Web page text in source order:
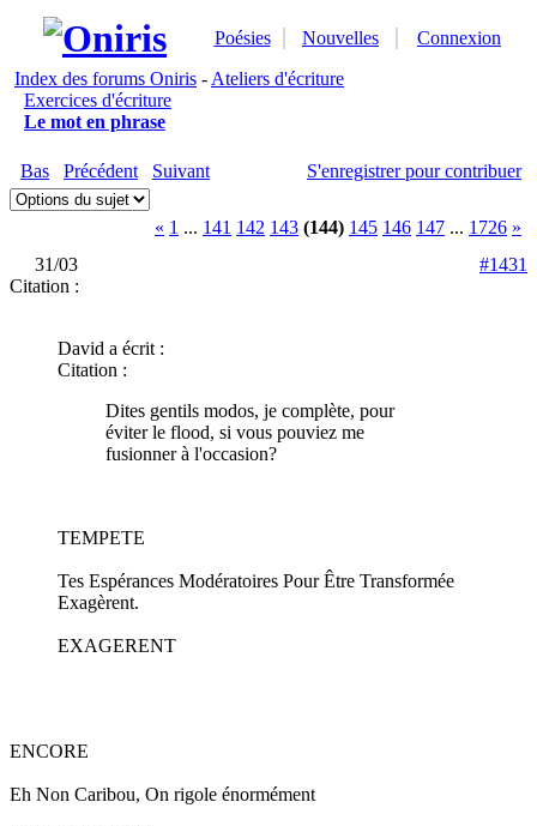
Poésies Nouvelles
Connexion
Index des forums Oniris - Ateliers d'écriture
Exercices d'écriture
Le mot en phrase
Bas Précédent Suivant S'enregistrer pour contribuer
« 1 ... 141 142 143 (144) 145 146 147 ... 1726 »
31/03
#1431
Citation :
David a écrit :
Citation :
Dites gentils modos, je complète, pour
éviter le flood, si vous pouviez me
fusionner à l'occasion?
TEMPETE
Tes Espérances Modératoires Pour Être Transformée
Exagèrent.
EXAGERENT
ENCORE
Eh Non Caribou, On rigole énormément